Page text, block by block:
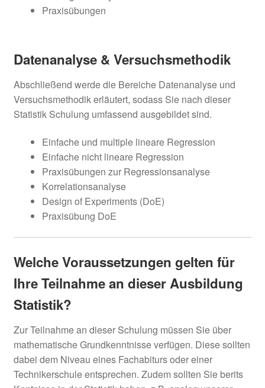
Praxisübungen
Datenanalyse & Versuchsmethodik
Abschließend werde die Bereiche Datenanalyse und
Versuchsmethodik erläutert, sodass Sie nach dieser
Statistik Schulung umfassend ausgebildet sind.
Einfache und multiple lineare Regression
Einfache nicht lineare Regression
Praxisübungen zur Regressionsanalyse
Korrelationsanalyse
Design of Experiments (DoE)
Praxisübung DoE
Welche Voraussetzungen gelten für
Ihre Teilnahme an dieser Ausbildung
Statistik?
Zur Teilnahme an dieser Schulung müssen Sie über
mathematische Grundkenntnisse verfügen. Diese sollten
dabei dem Niveau eines Fachabiturs oder einer
Technikerschule entsprechen. Zudem sollten Sie berits